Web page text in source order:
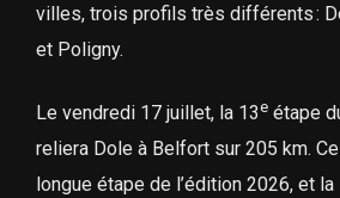
villes, trois profils très différents :
et Poligny.
Le vendredi 17 juillet, la 13eétape
reliera Dole à Belfort sur 205 km.
longue étape de l’édition 2026, et